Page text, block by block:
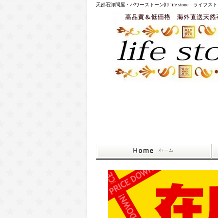
天然石卸問屋・パワーストーン卸 life stone ライフス